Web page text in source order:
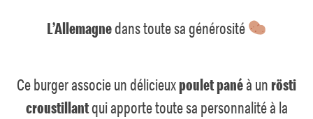
L’Allemagnedans toute sa générosité
Ce burger associe un délicieuxpoulet panéà un rösti
croustillantqui apporte toute sa personnalité à la